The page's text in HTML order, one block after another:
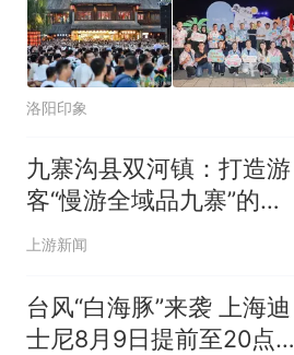
洛阳印象
九寨沟县双河镇：打造游
客“慢游全域品九寨”的第
一站
上游新闻
台风“白海豚”来袭 上海迪
士尼8月9日提前至20点闭